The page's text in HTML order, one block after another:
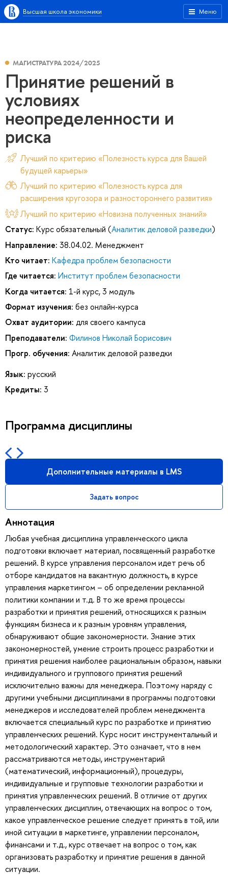
Меню
Высшая школа экономики
МАГИСТРАТУРА 2024/2025
Принятие решений в
условиях
неопределенности и
риска
Лучший по критерию «Полезность курса для Вашей
будущей карьеры»
Лучший по критерию «Полезность курса для
расширения кругозора и разностороннего развития»
Лучший по критерию «Новизна полученных знаний»
Статус: Курс обязательный (Аналитик деловой разведки)
Направление: 38.04.02. Менеджмент
Кто читает: Кафедра проблем безопасности
Где читается: Институт проблем безопасности
Когда читается: 1-й курс, 3 модуль
Формат изучения: без онлайн-курса
Охват аудитории: для своего кампуса
Преподаватели: Филинов Николай Борисович
Прогр. обучения: Аналитик деловой разведки
Язык: русский
Кредиты: 3
Программа дисциплины
Дополнительные материалы в LMS
Задать вопрос
Аннотация
Любая учебная дисциплина управленческого цикла
подготовки включает материал, посвященный разработке
решений. В курсе управления персоналом идет речь об
отборе кандидатов на вакантную должность, в курсе
управления маркетингом – об определении рекламной
политики компании и т.д. В то же время процессы
разработки и принятия решений, относящихся к разным
функциям бизнеса и к разным уровням управления,
обнаруживают общие закономерности. Знание этих
закономерностей, умение строить процесс разработки и
принятия решения наиболее рациональным образом, навыки
индивидуального и группового принятия решений
исключительно важны для менеджера. Поэтому наряду с
другими учебными дисциплинами в программы подготовки
менеджеров и исследователей проблем менеджмента
включается специальный курс по разработке и принятию
управленческих решений. Курс носит инструментальный и
методологический характер. Это означает, что в нем
рассматриваются методы, инструментарий
(математический, информационный), процедуры,
индивидуальные и групповые технологии разработки и
принятия управленческих решений. В отличие от других
управленческих дисциплин, отвечающих на вопрос о том,
какое управленческое решение следует принять в той, или
иной ситуации в маркетинге, управлении персоналом,
финансами и т.д., курс отвечает на вопрос о том, как
организовать разработку и принятие решения в данной
ситуации.